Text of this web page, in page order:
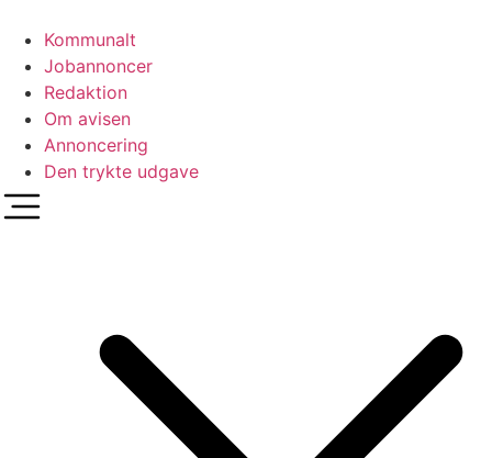
indhold
Kommunalt
Jobannoncer
Redaktion
Om avisen
Annoncering
Den trykte udgave